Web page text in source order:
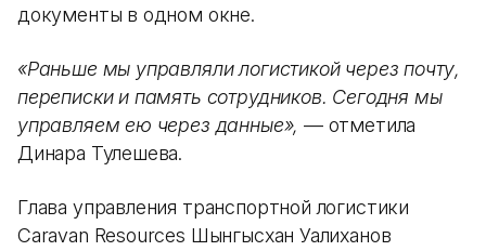
документы в одном окне.
«Раньше мы управляли логистикой через почту,
переписки и память сотрудников. Сегодня мы
управляем ею через данные», — отметила
Динара Тулешева.
Глава управления транспортной логистики
Caravan Resources Шынгысхан Уалиханов